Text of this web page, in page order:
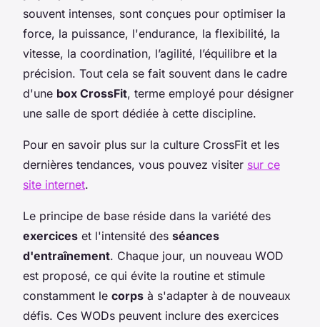
souvent intenses, sont conçues pour optimiser la
force, la puissance, l'endurance, la flexibilité, la
vitesse, la coordination, l’agilité, l’équilibre et la
précision. Tout cela se fait souvent dans le cadre
d'une box CrossFit, terme employé pour désigner
une salle de sport dédiée à cette discipline.
Pour en savoir plus sur la culture CrossFit et les
dernières tendances, vous pouvez visiter sur ce
site internet.
Le principe de base réside dans la variété des
exercices et l'intensité des séances
d'entraînement. Chaque jour, un nouveau WOD
est proposé, ce qui évite la routine et stimule
constamment le corps à s'adapter à de nouveaux
défis. Ces WODs peuvent inclure des exercices